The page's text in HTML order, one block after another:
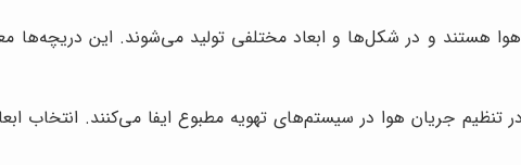
هستند و در شکل‌ها و ابعاد مختلفی تولید می‌شوند. این دریچه‌ها
جریان هوا در سیستم‌های تهویه مطبوع ایفا می‌کنند. انتخاب